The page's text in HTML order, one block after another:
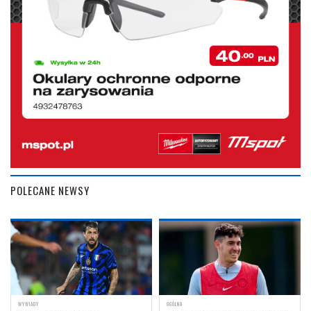
POLECANE NEWSY
WYWIADY OGÓLNA